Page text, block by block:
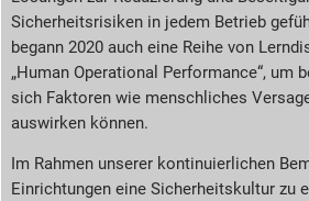
Sicherheitsrisiken in jedem Betrieb
begann 2020 auch eine Reihe von
„Human Operational Performance“, um
sich Faktoren wie menschliches
auswirken können.
Im Rahmen unserer kontinuierlichen
Einrichtungen eine Sicherheitskultur zu